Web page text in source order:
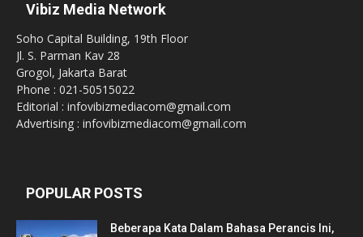
Vibiz Media Network
Soho Capital Building, 19th Floor
Jl. S. Parman Kav 28
Grogol, Jakarta Barat
Phone : 021-50515022
Editorial : infovibizmediacom@gmail.com
Advertising : infovibizmediacom@gmail.com
POPULAR POSTS
Beberapa Kata Dalam Bahasa Perancis Ini,